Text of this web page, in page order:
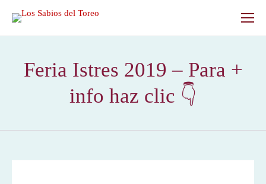
Feria Istres 2019 – Para +
info haz clic 👇